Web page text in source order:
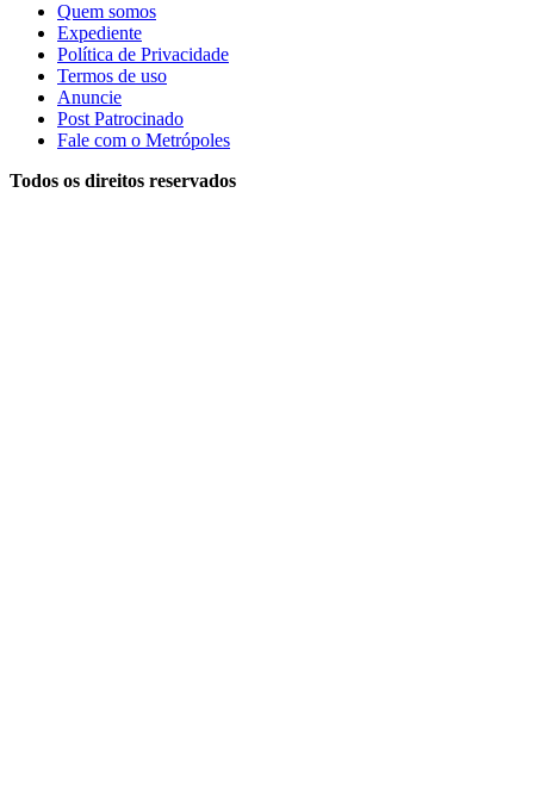
Quem somos
Expediente
Política de Privacidade
Termos de uso
Anuncie
Post Patrocinado
Fale com o Metrópoles
Todos os direitos reservados